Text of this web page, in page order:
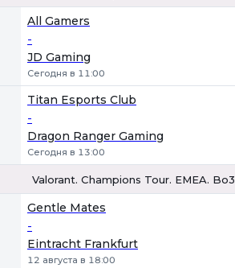
All Gamers
-
JD Gaming
Сегодня в 11:00
Titan Esports Club
-
Dragon Ranger Gaming
Сегодня в 13:00
Valorant. Champions Tour. EMEA. Bo3
Gentle Mates
-
Eintracht Frankfurt
12 августа в 18:00